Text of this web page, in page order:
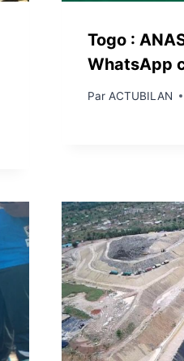
Togo :
WhatsApp
Par ACTUBILAN